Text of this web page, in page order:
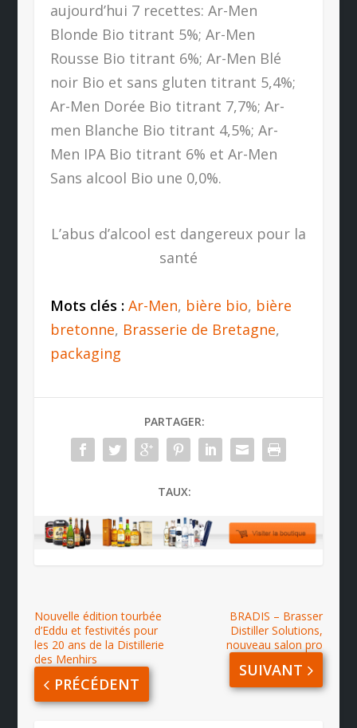
aujourd’hui 7 recettes: Ar-Men
Blonde Bio titrant 5%; Ar-Men
Rousse Bio titrant 6%; Ar-Men Blé
noir Bio et sans gluten titrant 5,4%;
Ar-Men Dorée Bio titrant 7,7%; Ar-
men Blanche Bio titrant 4,5%; Ar-
Men IPA Bio titrant 6% et Ar-Men
Sans alcool Bio une 0,0%.
L’abus d’alcool est dangereux pour la
santé
Mots clés : Ar-Men, bière bio, bière
bretonne, Brasserie de Bretagne,
packaging
PARTAGER:
TAUX:
Nouvelle édition tourbée
d’Eddu et festivités pour
les 20 ans de la Distillerie
des Menhirs
PRÉCÉDENT
BRADIS – Brasser
Distiller Solutions,
nouveau salon pro
SUIVANT